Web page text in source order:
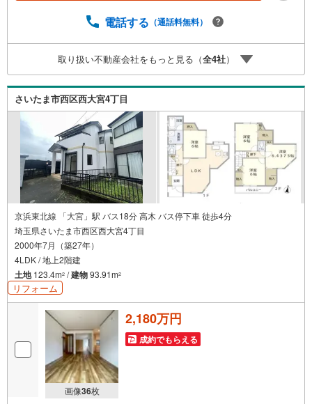
（提携ハウスメーカー7社を保有しておりますので、ご予
に関する不動産情報を豊富に取り揃えております。またリ
フォームの相談も承ります。◇インターネット予約で当日
現地見学が可能です（1）［室内・現地を見学する］をクリ
ック（2）本日～4日以内をご希望の方は「ご要望・ご質問
欄」に希望日時をご記入ください！
電話する （通話料無料）
取り扱い不動産会社をもっと見る（全4社）
さいたま市西区西大宮4丁目
京浜東北線 「大宮」駅 バス18分 高木 バス停下車 徒歩4分
埼玉県さいたま市西区西大宮4丁目
2000年7月（築27年）
4LDK / 地上2階建
土地123.4m2 /建物93.91m2
リフォーム
画像36枚
2,180万円
成約でもらえる